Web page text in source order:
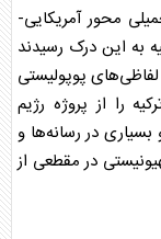
محور آمریکایی-
به این درک رسیدند
پوپولیستی
را از پروژه رژیم
در رسانه‌ها و
در مقطعی از